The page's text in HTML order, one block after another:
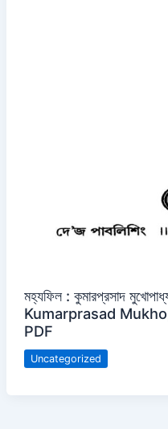
মহ্যফিল : কুমারপ্রসাদ
Kumarprasad
PDF
Uncategorized